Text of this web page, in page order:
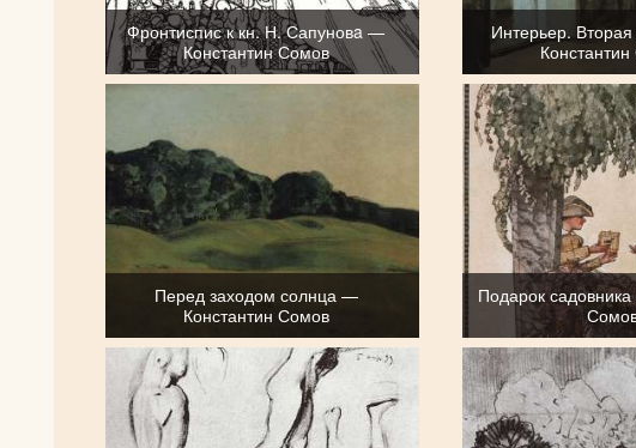
Фронтиспис к кн. Н. Сапуновa —
Константин Сомов
Интерьер.
Перед заходом солнца —
Константин Сомов
Подарок